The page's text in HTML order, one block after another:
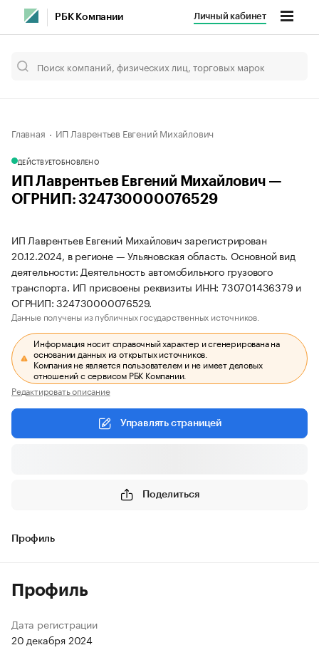
РБК Компании Личный кабинет
Главная ИП Лаврентьев Евгений Михайлович
ДЕЙСТВУЕТОБНОВЛЕНО
ИП Лаврентьев Евгений Михайлович —
ОГРНИП: 324730000076529
ИП Лаврентьев Евгений Михайлович зарегистрирован
20.12.2024, в регионе — Ульяновская область. Основной вид
деятельности: Деятельность автомобильного грузового
транспорта. ИП присвоены реквизиты ИНН: 730701436379 и
ОГРНИП: 324730000076529.
Данные получены из публичных государственных источников.
Информация носит справочный характер и сгенерирована на
основании данных из открытых источников.
Компания не является пользователем и не имеет деловых
отношений с сервисом РБК Компании.
Редактировать описание
Управлять страницей
Поделиться
Профиль
Профиль
Дата регистрации
20 декабря 2024